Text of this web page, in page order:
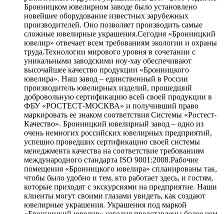
Бронницком ювелирном заводе было установлено
новейшее оборудование известных зарубежных
производителей. Оно позволяет производить самые
сложные ювелирные украшения.Сегодня «Бронницкий
ювелир» отвечает всем требованиям экологии и охраны
труда.Технологии мирового уровня в сочетании с
уникальными заводскими ноу-хау обеспечивают
высочайшее качество продукции «Бронницкого
ювелира». Наш завод – единственный в России
производитель ювелирных изделий, прошедший
добровольную сертификацию всей своей продукции в
ФБУ «РОСТЕСТ-МОСКВА» и получивший право
маркировать ее знаком соответствия Системы «Ростест-
Качество». Бронницкий ювелирный завод – одно из
очень немногих российских ювелирных предприятий,
успешно проведших сертификацию своей системы
менеджмента качества на соответствие требованиям
международного стандарта ISO 9001:2008.Рабочие
помещения «Бронницкого ювелира» спланированы так,
чтобы было удобно и тем, кто работает здесь, и гостям,
которые приходят с экскурсиями на предприятие. Наши
клиенты могут своими глазами увидеть, как создают
ювелирные украшения. Украшения под маркой